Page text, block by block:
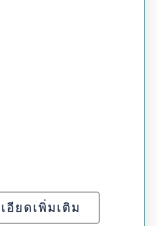
อียดเพิ่มเติม